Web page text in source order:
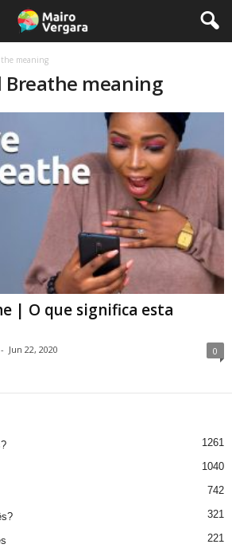
meaning
Breathe meaning
| O que significa esta
- Jun 22, 2020 0
1261
1040
742
321
221